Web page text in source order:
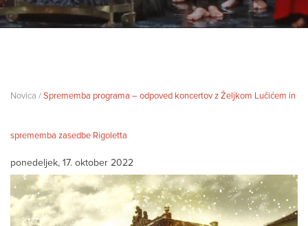
Novica /Sprememba programa – odpoved koncertov z Željkom Lučićem in
sprememba zasedbe Rigoletta
ponedeljek, 17. oktober 2022